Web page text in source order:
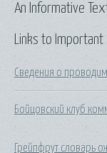
Links to
Сведения о
Бойцовский клуб
Грейпфрут словарь
An Informative